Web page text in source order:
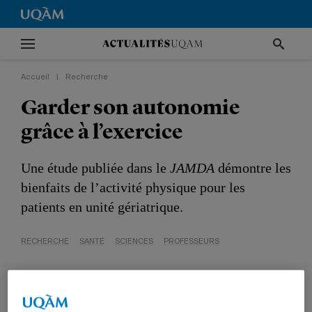
Accueil Recherche
Garder son autonomie
grâce à l’exercice
Une étude publiée dans le JAMDA démontre les
bienfaits de l’activité physique pour les
patients en unité gériatrique.
RECHERCHE SANTÉ SCIENCES PROFESSEURS